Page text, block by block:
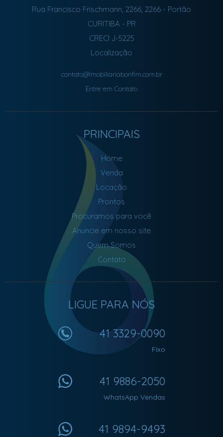
Rua Francisco Frischmann, 2266, 2266 - Portão
CURITIBA - PR
CRECI J-5225
Localização
contato@imobiliariabonfim.com.br
Entre em Contato
PRINCIPAIS
Home
Venda
Locação
Prontos
Procuramos para você
Anuncie em nosso site
Quem Somos
Contato
LIGUE PARA NÓS
41 3329-0090
Fixo
41 9886-2050
WhatsApp Vendas
41 9894-9493